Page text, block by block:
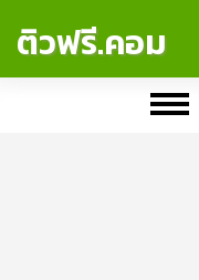
ติวฟรี.คอม